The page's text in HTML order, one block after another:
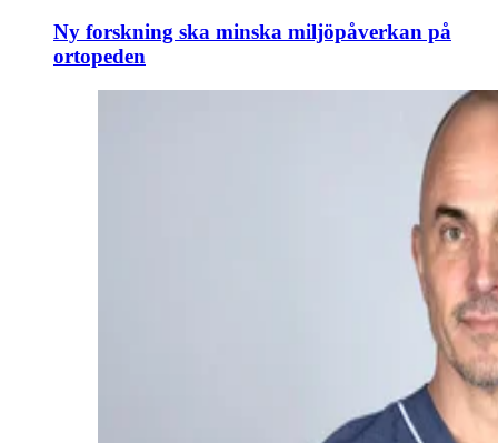
Ny forskning ska minska miljöpåverkan på
ortopeden